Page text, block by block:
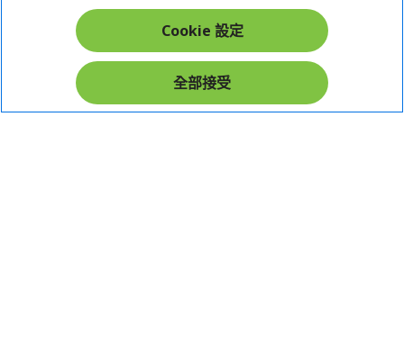
在社群上追蹤 Acer
Cookie 設定
全部接受